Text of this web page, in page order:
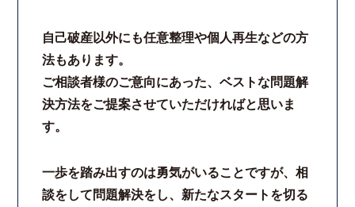
自己破産以外にも任意整理や個人再生などの方
法もあります。
ご相談者様のご意向にあった、ベストな問題解
決方法をご提案させていただければと思いま
す。
一歩を踏み出すのは勇気がいることですが、相
談をして問題解決をし、新たなスタートを切る